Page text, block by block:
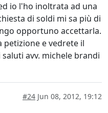
io l'ho inoltrata ad una
di soldi mi sa più di
opportuno accettarla.
e vedrete il
avv. michele brandi
#24 Jun 08, 2012, 19:12